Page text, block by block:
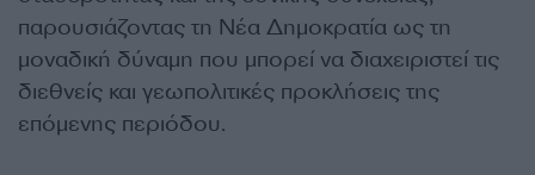
παρουσιάζοντας τη Νέα Δημοκρατία ως τη
μοναδική δύναμη που μπορεί να διαχειριστεί τις
διεθνείς και γεωπολιτικές προκλήσεις της
επόμενης περιόδου.